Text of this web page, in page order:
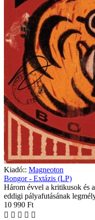
Kiadó:: Magneoton
Bongor - Extázis (LP)
Három évvel a kritikusok és
eddigi pályafutásának
10 990 Ft